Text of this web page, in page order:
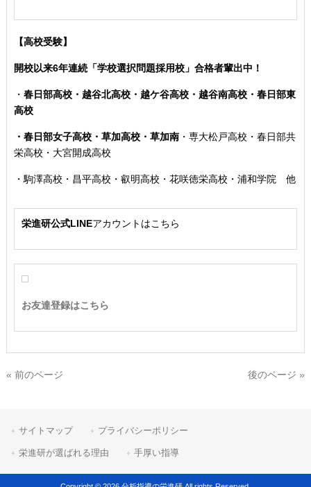
【高校受験】
開校以来6年連続「学校選択問題採用校」合格者輩出中！
・ 春日部高校・越谷北高校・越ケ谷高校・越谷南高校・春日部東
高校
・春日部女子高校・草加高校・草加南・専大松戸高校 ・春日部共
栄高校・大宮開成高校
・駒澤高校・昌平高校・叡明高校・花咲徳栄高校・浦和学院 他
栄進研公式LINEアカウントはこちら
お友達登録はこちら
« 前のページ 後のページ »
サイトマップ プライバシーポリシー
栄進研が選ばれる理由 手厚い指導